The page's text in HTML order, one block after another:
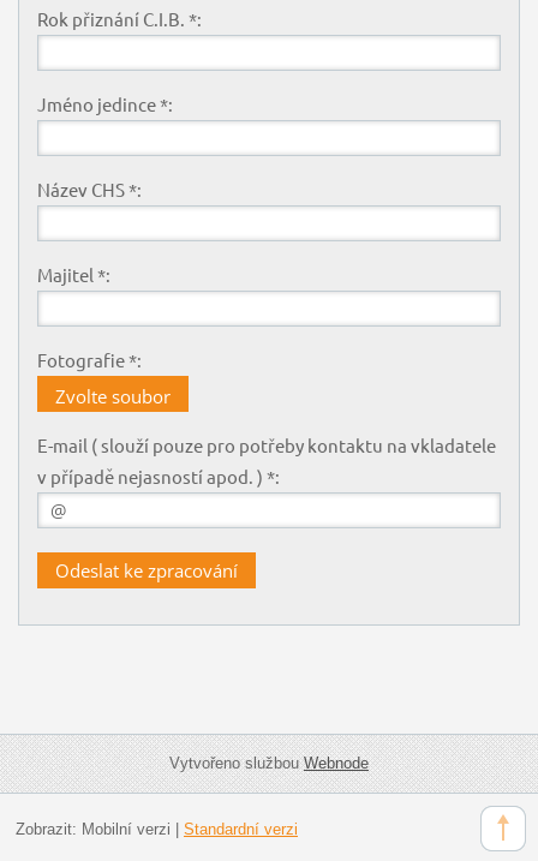
Rok přiznání C.I.B. *:
Jméno jedince *:
Název CHS *:
Majitel *:
Fotografie *:
Zvolte soubor
E-mail ( slouží pouze pro potřeby kontaktu na vkladatele
v případě nejasností apod. ) *:
Vytvořeno službouWebnode
Zobrazit: Mobilní verzi Standardní verzi